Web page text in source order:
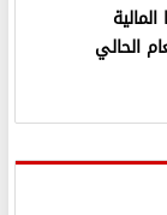
الحالي